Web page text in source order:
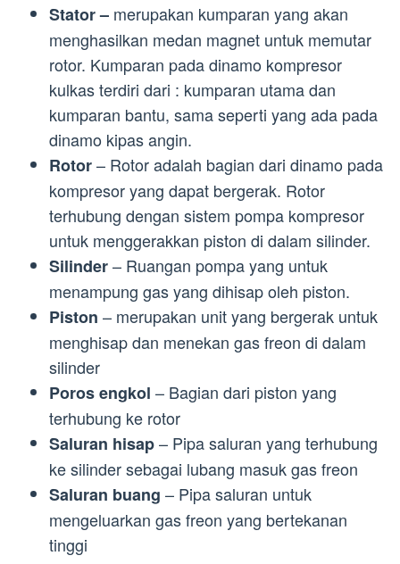
Stator – merupakan kumparan yang akan
menghasilkan medan magnet untuk memutar
rotor. Kumparan pada dinamo kompresor
kulkas terdiri dari : kumparan utama dan
kumparan bantu, sama seperti yang ada pada
dinamo kipas angin.
Rotor– Rotor adalah bagian dari dinamo pada
kompresor yang dapat bergerak. Rotor
terhubung dengan sistem pompa kompresor
untuk menggerakkan piston di dalam silinder.
Silinder– Ruangan pompa yang untuk
menampung gas yang dihisap oleh piston.
Piston – merupakan unit yang bergerak untuk
menghisap dan menekan gas freon di dalam
silinder
Poros engkol – Bagian dari piston yang
terhubung ke rotor
Saluran hisap– Pipa saluran yang terhubung
ke silinder sebagai lubang masuk gas freon
Saluran buang – Pipa saluran untuk
mengeluarkan gas freon yang bertekanan
tinggi